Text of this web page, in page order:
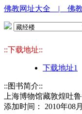
佛教网址大全 | 佛
::下载地址::
下载地址1
::图书简介::
上海博物馆藏敦煌吐
添加时间： 2010年08